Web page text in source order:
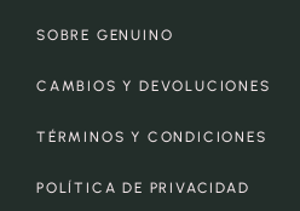
SOBRE GENUINO
CAMBIOS Y DEVOLUCIONES
TÉRMINOS Y CONDICIONES
POLÍTICA DE PRIVACIDAD